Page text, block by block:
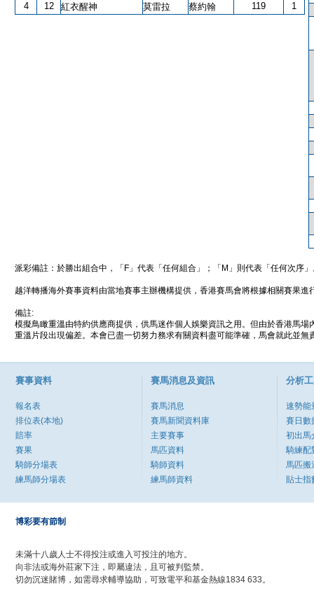
4
12 紅衣醒神 莫雷拉 蔡約翰 119 1
派彩備註：於勝出組合中，「F」代表「任何組合」；「M」則代表「任何次序
越洋轉播海外賽事資料由當地賽事主辦機構提供，香港賽馬會將根據相關賽果進
備註:
模擬鳥瞰重溫由特約供應商提供，供馬迷作個人娛樂資訊之用。但由於香港馬
重溫片段出現偏差。本會已盡一切努力務求有關資料盡可能準確，馬會就此並
賽事資料
報名表
排位表(本地)
賠率
賽果
騎師分場表
練馬師分場表
賽馬消息及資訊
賽馬消息
賽馬新聞資料庫
主要賽事
馬匹資料
騎師資料
練馬師資料
分析
速勢能
賽日數
初出馬
騎練配
馬匹搬
貼士指
博彩要有節制
未滿十八歲人士不得投注或進入可投注的地方。
向非法或海外莊家下注，即屬違法，且可被判監禁。
切勿沉迷賭博，如需尋求輔導協助，可致電平和基金熱線1834 633。